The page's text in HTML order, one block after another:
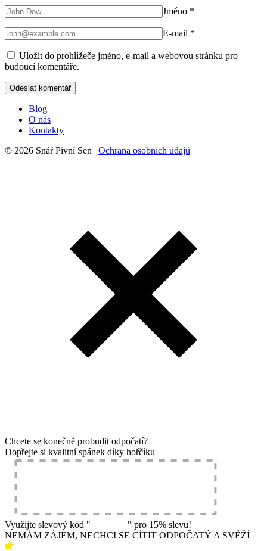
Jméno *
E-mail *
Uložit do prohlížeče jméno, e-mail a webovou stránku pro
budoucí komentáře.
Blog
O nás
Kontakty
© 2026 Snář Pivní Sen | Ochrana osobních údajů
Chcete se konečně probudit odpočatí?
Dopřejte si kvalitní spánek díky hořčíku
Využijte slevový kód "
" pro 15% slevu!
NEMÁM ZÁJEM, NECHCI SE CÍTIT ODPOČATÝ A SVĚŽÍ